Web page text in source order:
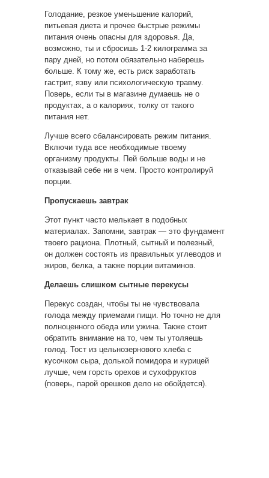
Голодание, резкое уменьшение калорий,
питьевая диета и прочее быстрые режимы
питания очень опасны для здоровья. Да,
возможно, ты и сбросишь 1-2 килограмма за
пару дней, но потом обязательно наберешь
больше. К тому же, есть риск заработать
гастрит, язву или психологическую травму.
Поверь, если ты в магазине думаешь не о
продуктах, а о калориях, толку от такого
питания нет.
Лучше всего сбалансировать режим питания.
Включи туда все необходимые твоему
организму продукты. Пей больше воды и не
отказывай себе ни в чем. Просто контролируй
порции.
Пропускаешь завтрак
Этот пункт часто мелькает в подобных
материалах. Запомни, завтрак — это фундамент
твоего рациона. Плотный, сытный и полезный,
он должен состоять из правильных углеводов и
жиров, белка, а также порции витаминов.
Делаешь слишком сытные перекусы
Перекус создан, чтобы ты не чувствовала
голода между приемами пищи. Но точно не для
полноценного обеда или ужина. Также стоит
обратить внимание на то, чем ты утоляешь
голод. Тост из цельнозернового хлеба с
кусочком сыра, долькой помидора и курицей
лучше, чем горсть орехов и сухофруктов
(поверь, парой орешков дело не обойдется).